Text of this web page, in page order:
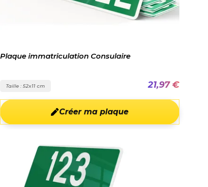
Plaque immatriculation Consulaire
Taille : 52x11 cm 21,97 €
Créer ma plaque